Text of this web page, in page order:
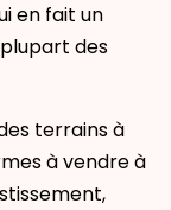
en fait un
des
terrains à
à vendre à